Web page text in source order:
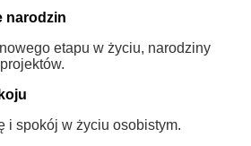
narodzin
etapu w życiu, narodziny
i spokój w życiu osobistym.